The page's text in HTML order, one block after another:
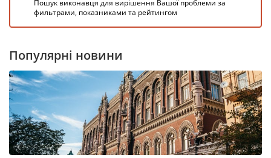
Пошук виконавця для вирішення Вашої проблеми за
фильтрами, показниками та рейтингом
Популярні новини